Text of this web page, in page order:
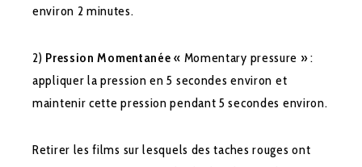
environ 2 minutes.
2) Pression Momentanée « Momentary pressure » :
appliquer la pression en 5 secondes environ et
maintenir cette pression pendant 5 secondes environ.
Retirer les films sur lesquels des taches rouges ont